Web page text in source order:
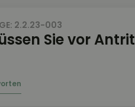
2.2.23-003
Sie vor